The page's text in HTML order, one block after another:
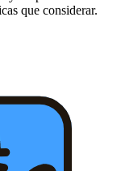
que considerar.